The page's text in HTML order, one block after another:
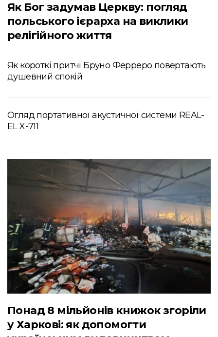
Як Бог задумав Церкву: погляд
польського ієрарха на виклики
релігійного життя
Як короткі притчі Бруно Ферреро повертають
душевний спокій
Огляд портативної акустичної системи REAL-
EL X-711
Понад 8 мільйонів книжок згоріли
у Харкові: як допомогти